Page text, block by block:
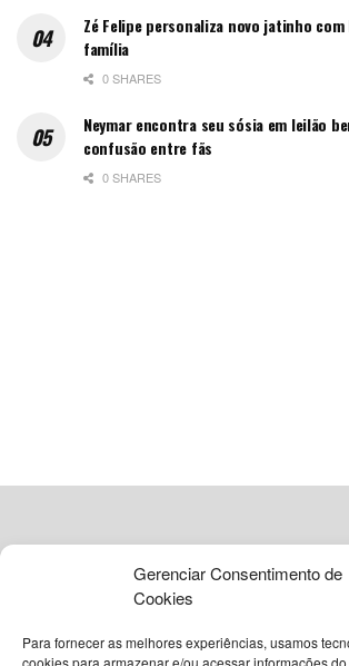
Gerenciar Consentimento de
Cookies
Para fornecer as melhores experiências, usamos
cookies para armazenar e/ou acessar informações
Zé Felipe personaliza novo jatinho com
família
0 SHARES
Neymar encontra seu sósia em leilão
confusão entre fãs
0 SHARES